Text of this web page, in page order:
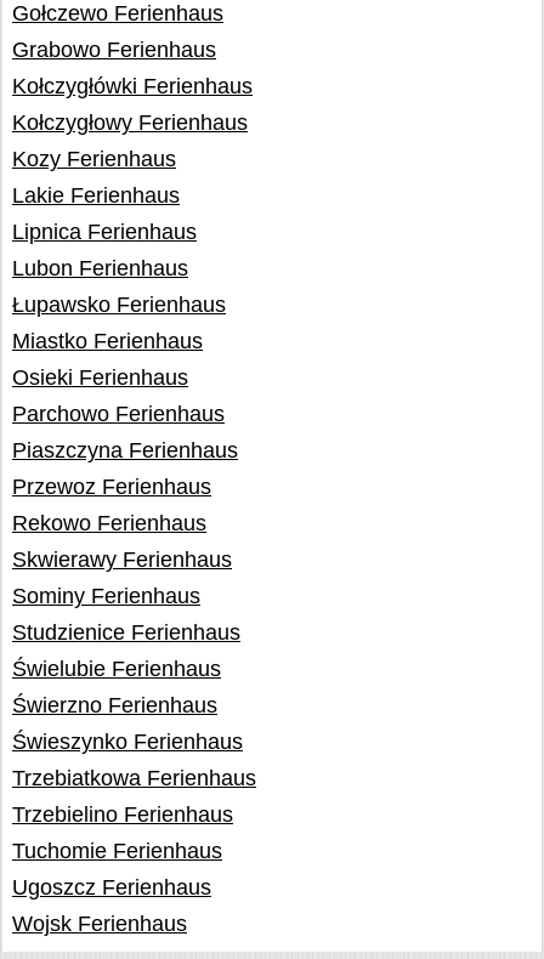
Gołczewo Ferienhaus
Grabowo Ferienhaus
Kołczygłówki Ferienhaus
Kołczygłowy Ferienhaus
Kozy Ferienhaus
Lakie Ferienhaus
Lipnica Ferienhaus
Lubon Ferienhaus
Łupawsko Ferienhaus
Miastko Ferienhaus
Osieki Ferienhaus
Parchowo Ferienhaus
Piaszczyna Ferienhaus
Przewoz Ferienhaus
Rekowo Ferienhaus
Skwierawy Ferienhaus
Sominy Ferienhaus
Studzienice Ferienhaus
Świelubie Ferienhaus
Świerzno Ferienhaus
Świeszynko Ferienhaus
Trzebiatkowa Ferienhaus
Trzebielino Ferienhaus
Tuchomie Ferienhaus
Ugoszcz Ferienhaus
Wojsk Ferienhaus